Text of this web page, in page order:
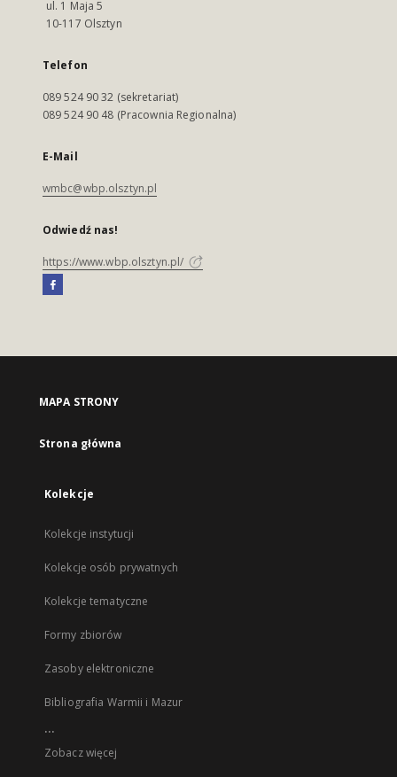
ul. 1 Maja 5
10-117 Olsztyn
Telefon
089 524 90 32 (sekretariat)
089 524 90 48 (Pracownia Regionalna)
E-Mail
wmbc@wbp.olsztyn.pl
Odwiedź nas!
https://www.wbp.olsztyn.pl/
MAPA STRONY
Strona główna
Kolekcje
Kolekcje instytucji
Kolekcje osób prywatnych
Kolekcje tematyczne
Formy zbiorów
Zasoby elektroniczne
Bibliografia Warmii i Mazur
...
Zobacz więcej